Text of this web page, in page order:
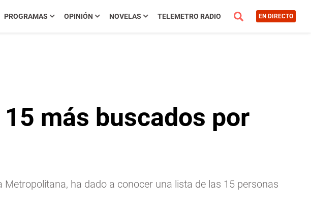
PROGRAMAS OPINIÓN NOVELAS TELEMETRO RADIO EN DIRECTO
más buscados por
ha dado a conocer una lista de las 15 personas